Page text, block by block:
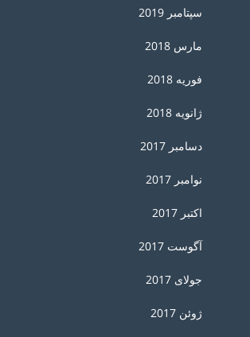
سپتامبر 2019
مارس 2018
فوریه 2018
ژانویه 2018
دسامبر 2017
نوامبر 2017
اکتبر 2017
آگوست 2017
جولای 2017
ژوئن 2017